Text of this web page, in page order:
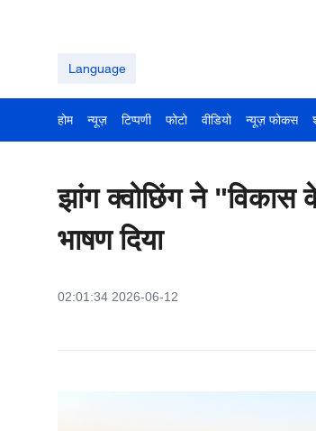
Language
होम न्यूज़ टिप्पणी फोटो वीडियो न्यूज़ फोकस
झांग क्वोछिंग ने
भाषण दिया
02:01:34 2026-06-12